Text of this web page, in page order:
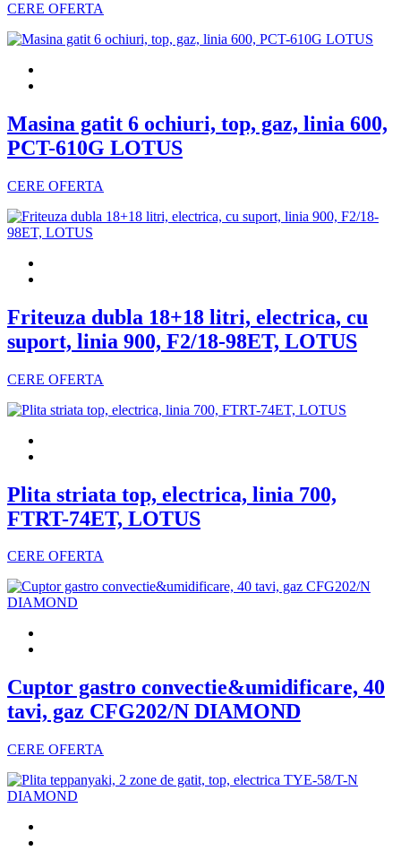
CERE OFERTA
Masina gatit 6 ochiuri, top, gaz, linia 600,
PCT-610G LOTUS
CERE OFERTA
Friteuza dubla 18+18 litri, electrica, cu
suport, linia 900, F2/18-98ET, LOTUS
CERE OFERTA
Plita striata top, electrica, linia 700,
FTRT-74ET, LOTUS
CERE OFERTA
Cuptor gastro convectie&umidificare, 40
tavi, gaz CFG202/N DIAMOND
CERE OFERTA